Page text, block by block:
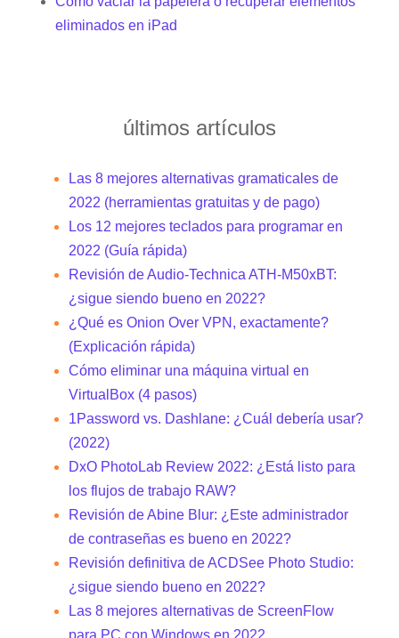
eliminados en iPad
últimos artículos
Las 8 mejores alternativas gramaticales de
2022 (herramientas gratuitas y de pago)
Los 12 mejores teclados para programar en
2022 (Guía rápida)
Revisión de Audio-Technica ATH-M50xBT:
¿sigue siendo bueno en 2022?
¿Qué es Onion Over VPN, exactamente?
(Explicación rápida)
Cómo eliminar una máquina virtual en
VirtualBox (4 pasos)
1Password vs. Dashlane: ¿Cuál debería usar?
(2022)
DxO PhotoLab Review 2022: ¿Está listo para
los flujos de trabajo RAW?
Revisión de Abine Blur: ¿Este administrador
de contraseñas es bueno en 2022?
Revisión definitiva de ACDSee Photo Studio:
¿sigue siendo bueno en 2022?
Las 8 mejores alternativas de ScreenFlow
para PC con Windows en 2022